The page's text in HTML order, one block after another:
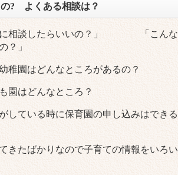
? よくある相談は？
したらいいの？」 「こんな
？」
はどんなところがあるの？
どんなところ？
る時に保育園の申し込みはできる
かりなので子育ての情報をいろい